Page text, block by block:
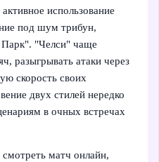
использование
под шум трибун,
Парк". "Челси" чаще
разыгрывать атаки через
скорость своих
двух стилей нередко
в очных встречах
матч онлайн,